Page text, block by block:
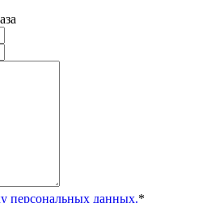
персональных данных.*